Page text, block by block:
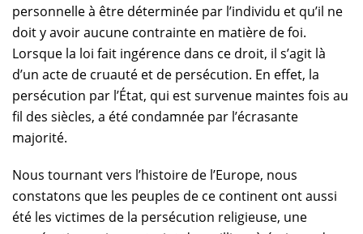
personnelle à être déterminée par l’individu et qu’il ne
doit y avoir aucune contrainte en matière de foi.
Lorsque la loi fait ingérence dans ce droit, il s’agit là
d’un acte de cruauté et de persécution. En effet, la
persécution par l’État, qui est survenue maintes fois au
fil des siècles, a été condamnée par l’écrasante
majorité.
Nous tournant vers l’histoire de l’Europe, nous
constatons que les peuples de ce continent ont aussi
été les victimes de la persécution religieuse, une